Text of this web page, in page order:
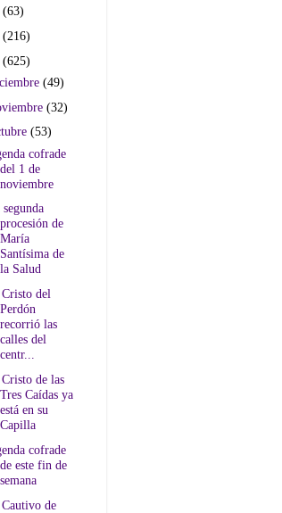
(63)
(216)
(625)
(49)
(32)
(53)
cofrade
del 1 de
noviembre
procesión de
María
Santísima de
la Salud
del
Perdón
recorrió las
calles del
centr...
de las
Tres Caídas ya
está en su
Capilla
cofrade
de este fin de
semana
de